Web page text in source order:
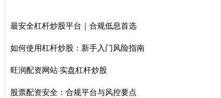
最安全杠杆炒股平台｜合规低息首选
如何使用杠杆炒股：新手入门风险指南
旺润配资网站·实盘杠杆炒股
股票配资安全：合规平台与风控要点